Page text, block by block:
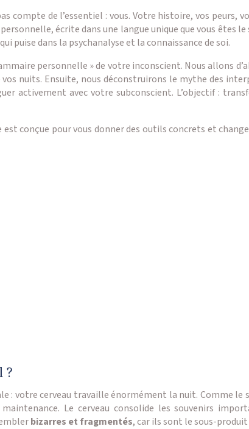
de l’essentiel : vous. Votre histoire, vos peurs,
écrite dans une langue unique que vous êtes
puise dans la psychanalyse et la connaissance de soi.
personnelle » de votre inconscient. Nous allons
nuits. Ensuite, nous déconstruirons le mythe des
activement avec votre subconscient. L’objectif :
conçue pour vous donner des outils concrets et
?
: votre cerveau travaille énormément la nuit. Comme le
Le cerveau consolide les souvenirs
bizarres et fragmentés, car ils sont le sous-